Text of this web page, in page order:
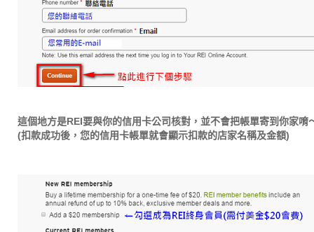
這個地方是REI要與你的信用卡公司核對，並不會把帳單寄到你家唷
(扣款成功後，您的信用卡帳單就會顯示扣款的店家名稱及金額)